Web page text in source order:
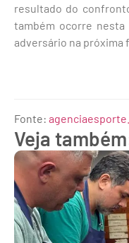
resultado do
também ocorre nesta
adversário na próxima
Fonte:
Veja